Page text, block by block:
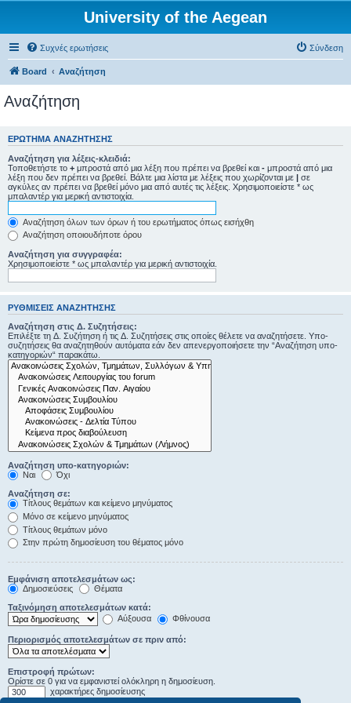
University of the Aegean
Συχνές ερωτήσεις Σύνδεση
Board Αναζήτηση
Αναζήτηση
ΕΡΏΤΗΜΑ ΑΝΑΖΉΤΗΣΗΣ
Αναζήτηση για λέξεις-κλειδιά:
Τοποθετήστε το + μπροστά από μια λέξη που πρέπει να βρεθεί και - μπροστά από μια
λέξη που δεν πρέπει να βρεθεί. Βάλτε μια λίστα με λέξεις που χωρίζονται με | σε
αγκύλες αν πρέπει να βρεθεί μόνο μια από αυτές τις λέξεις. Χρησιμοποιείστε * ως
μπαλαντέρ για μερική αντιστοιχία.
Αναζήτηση όλων των όρων ή του ερωτήματος όπως εισήχθη
Αναζήτηση οποιουδήποτε όρου
Αναζήτηση για συγγραφέα:
Χρησιμοποιείστε * ως μπαλαντέρ για μερική αντιστοιχία.
ΡΥΘΜΊΣΕΙΣ ΑΝΑΖΉΤΗΣΗΣ
Αναζήτηση στις Δ. Συζητήσεις:
Επιλέξτε τη Δ. Συζήτηση ή τις Δ. Συζητήσεις στις οποίες θέλετε να αναζητήσετε. Υπο-
συζητήσεις θα αναζητηθούν αυτόματα εάν δεν απενεργοποιήσετε την “Αναζήτηση υπο-
κατηγοριών“ παρακάτω.
Αναζήτηση υπο-κατηγοριών:
Ναι
Όχι
Αναζήτηση σε:
Τίτλους θεμάτων και κείμενο μηνύματος
Μόνο σε κείμενο μηνύματος
Τίτλους θεμάτων μόνο
Στην πρώτη δημοσίευση του θέματος μόνο
Εμφάνιση αποτελεσμάτων ως:
Δημοσιεύσεις
Θέματα
Ταξινόμηση αποτελεσμάτων κατά:
Αύξουσα
Φθίνουσα
Περιορισμός αποτελεσμάτων σε πριν από:
Επιστροφή πρώτων:
Ορίστε σε 0 για να εμφανιστεί ολόκληρη η δημοσίευση.
χαρακτήρες δημοσίευσης